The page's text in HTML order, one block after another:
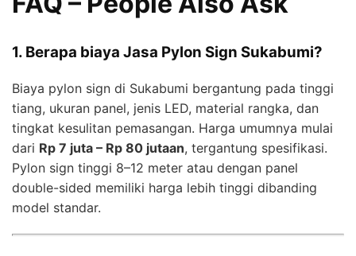
1. Berapa biaya Jasa Pylon Sign Sukabumi?
Biaya pylon sign di Sukabumi bergantung pada tinggi
tiang, ukuran panel, jenis LED, material rangka, dan
tingkat kesulitan pemasangan. Harga umumnya mulai
dari Rp 7 juta – Rp 80 jutaan, tergantung spesifikasi.
Pylon sign tinggi 8–12 meter atau dengan panel
double-sided memiliki harga lebih tinggi dibanding
model standar.